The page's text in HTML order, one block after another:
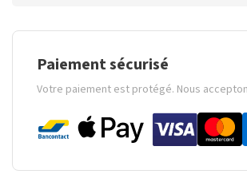
Paiement sécurisé
Votre paiement est protégé. Nous